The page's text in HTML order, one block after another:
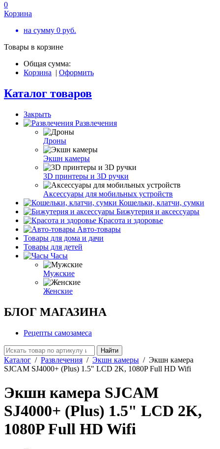
0
Корзина
на сумму 0 руб.
Товары в корзине
Общая сумма:
Корзина | Оформить
Каталог товаров
Закрыть
Развлечения
Дроны
Экшн камеры
3D принтеры и 3D ручки
Аксессуары для мобильных устройств
Кошельки, клатчи, сумки
Бижутерия и аксессуары
Красота и здоровье
Авто-товары
Товары для дома и дачи
Товары для детей
Часы
Мужские
Женские
БЛОГ МАГАЗИНА
Рецепты самозамеса
Найти
Каталог / Развлечения / Экшн камеры / Экшн камера
SJCAM SJ4000+ (Plus) 1.5" LCD 2K, 1080P Full HD Wifi
Экшн камера SJCAM
SJ4000+ (Plus) 1.5" LCD 2K,
1080P Full HD Wifi